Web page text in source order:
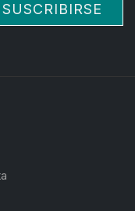
SUSCRIBIRSE